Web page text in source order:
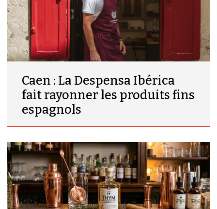
Caen : La Despensa Ibérica
fait rayonner les produits fins
espagnols